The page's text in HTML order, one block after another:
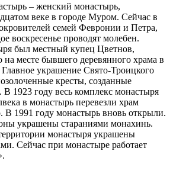
– женский монастырь,
веке в городе Муром. Сейчас в
семей Февронии и Петра,
воскресенье проводят молебен.
был местный купец Цветнов,
на месте бывшего деревянного храма в
Главное украшение Свято-Троицкого
кресты, созданные
1923 году весь комплекс монастыря
в монастырь перевезли храм
В 1991 году монастырь вновь открыли.
украшены стараниями монахинь.
монастыря украшены
Сейчас при монастыре работает